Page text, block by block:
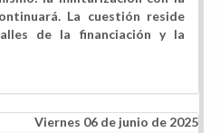
La cuestión reside
de la financiación y la
Viernes 06 de junio de 2025